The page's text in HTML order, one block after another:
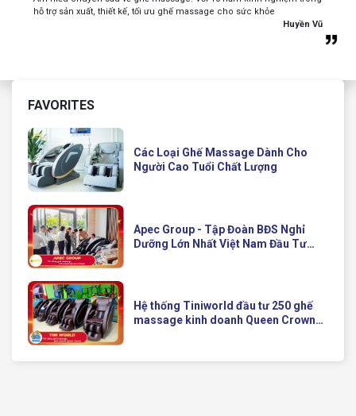
hỗ trợ sản xuất, thiết kế, tối ưu ghế massage cho sức khỏe
Huyền Vũ
FAVORITES
Các Loại Ghế Massage Dành Cho
Người Cao Tuổi Chất Lượng
Apec Group - Tập Đoàn BĐS Nghỉ
Dưỡng Lớn Nhất Việt Nam Đầu Tư
Hệ thống Tiniworld đầu tư 250 ghế
massage kinh doanh Queen Crown